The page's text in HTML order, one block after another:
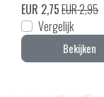
EUR 2,75EUR 2,95
Vergelijk
Bekijken